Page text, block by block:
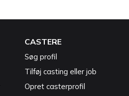
CASTERE
Søg profil
Tilføj casting eller job
Opret casterprofil